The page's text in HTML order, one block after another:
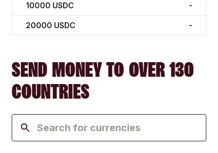
10000 USDC -
20000 USDC -
SEND MONEY TO OVER 130
COUNTRIES